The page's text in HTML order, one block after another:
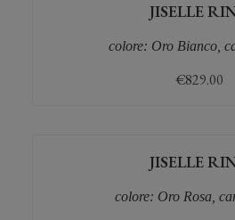
JISELLE
colore: Oro Bianco,
€829.00
JISELLE
colore: Oro Rosa,